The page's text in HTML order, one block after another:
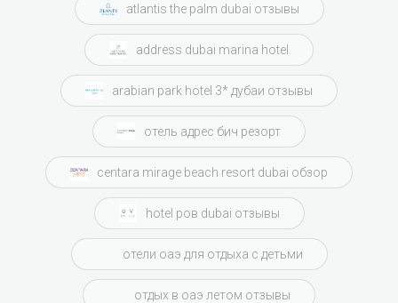
atlantis the palm dubai отзывы
address dubai marina hotel
arabian park hotel 3* дубаи отзывы
отель адрес бич резорт
centara mirage beach resort dubai обзор
hotel ров dubai отзывы
отели оаэ для отдыха с детьми
отдых в оаэ летом отзывы